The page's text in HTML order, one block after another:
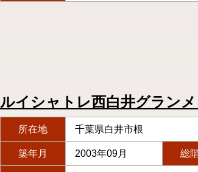
ルイシャトレ西白井グラン
所在地 千葉県白井市根
築年月 2003年09月 総